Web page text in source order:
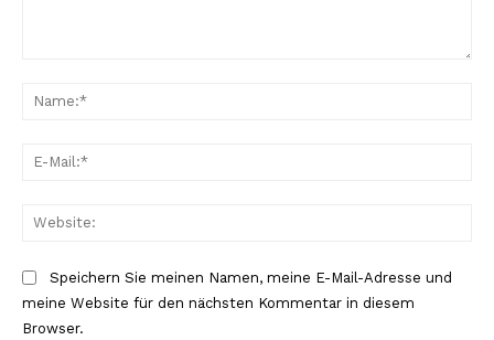
Speichern Sie meinen Namen, meine E-Mail-Adresse und
meine Website für den nächsten Kommentar in diesem
Browser.